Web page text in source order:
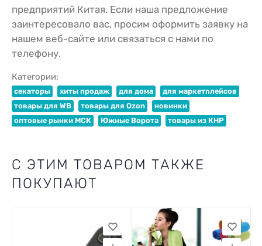
предприятий Китая. Если наша предложение
заинтересовало вас, просим оформить заявку на
нашем веб-сайте или связаться с нами по
телефону.
Категории:
секаторы хиты продаж для дома
для маркетплейсов
товары для WB
товары для Ozon
новинки
оптовые рынки МСК
Южные Ворота товары из КНР
С ЭТИМ ТОВАРОМ ТАКЖЕ
ПОКУПАЮТ